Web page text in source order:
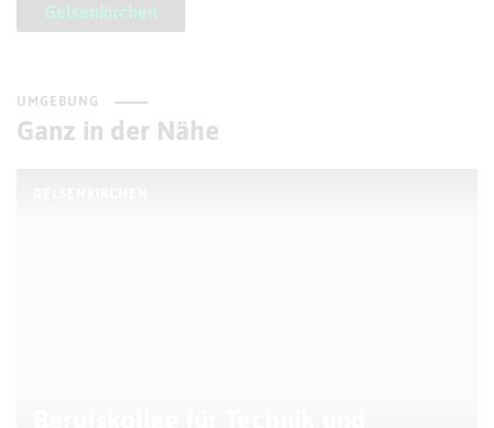
Gelsenkirchen
UMGEBUNG
Ganz in der Nähe